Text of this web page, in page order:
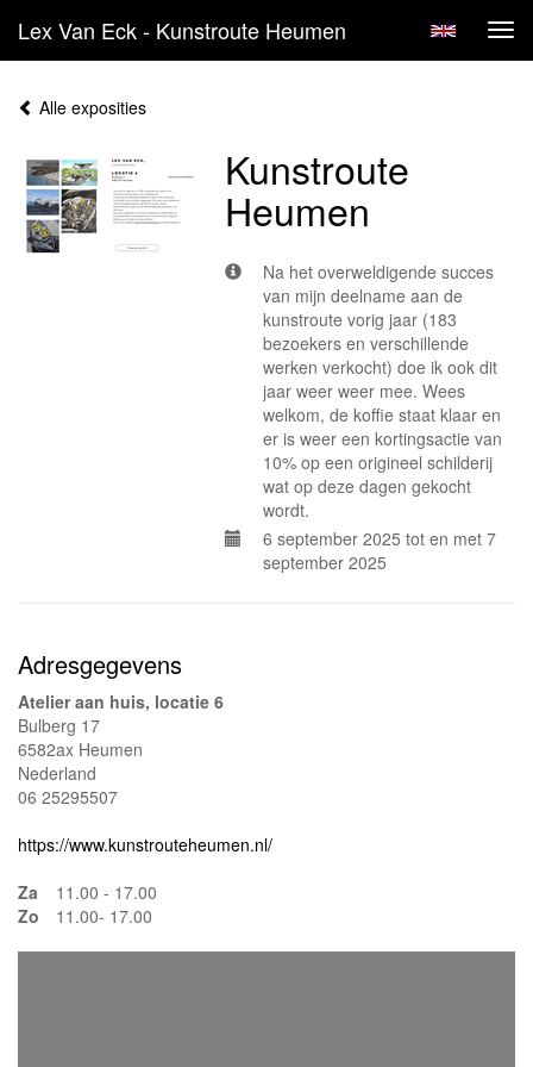
Lex Van Eck - Kunstroute Heumen
Alle exposities
Kunstroute
Heumen
Na het overweldigende succes
van mijn deelname aan de
kunstroute vorig jaar (183
bezoekers en verschillende
werken verkocht) doe ik ook dit
jaar weer weer mee. Wees
welkom, de koffie staat klaar en
er is weer een kortingsactie van
10% op een origineel schilderij
wat op deze dagen gekocht
wordt.
6 september 2025 tot en met 7
september 2025
Adresgegevens
Atelier aan huis, locatie 6
Bulberg 17
6582ax Heumen
Nederland
06 25295507
https://www.kunstrouteheumen.nl/
Za
11.00 - 17.00
Zo
11.00- 17.00